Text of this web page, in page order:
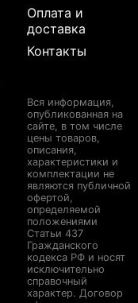
Оплата и
доставка
Контакты
Вся информация,
опубликованная на
сайте, в том числе
цены товаров,
описания,
характеристики и
комплектации не
являются публичной
офертой,
определяемой
положениями
Статьи 437
Гражданского
кодекса РФ и носят
исключительно
справочный
характер. Договор